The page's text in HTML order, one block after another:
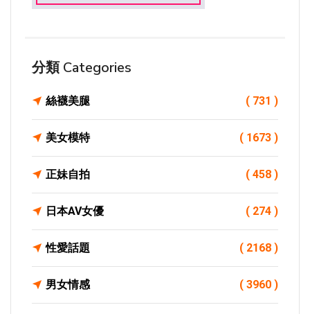
分類 Categories
絲襪美腿 ( 731 )
美女模特 ( 1673 )
正妹自拍 ( 458 )
日本AV女優 ( 274 )
性愛話題 ( 2168 )
男女情感 ( 3960 )